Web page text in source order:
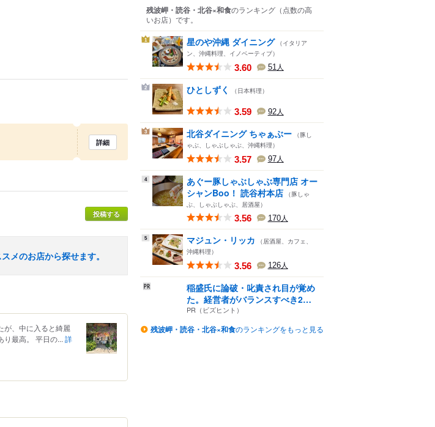
詳細
投稿する
メのお店から探せます。
が、中に入ると綺麗
り最高。 平日の... 詳
残波岬・読谷・北谷×和食のランキング （点数の高
いお店） です。
1 星のや沖縄 ダイニング （イタリア
ン、沖縄料理、イノベーティブ）
3.60 51人
2 ひとしずく （日本料理）
3.59 92人
3 北谷ダイニング ちゃぁぶー （豚し
ゃぶ、しゃぶしゃぶ、沖縄料理）
3.57 97人
4
あぐー豚しゃぶしゃぶ専門店 オー
シャンBoo！ 読谷村本店 （豚しゃ
ぶ、しゃぶしゃぶ、居酒屋）
3.56 170人
5 マジュン・リッカ
（居酒屋、カフェ、
沖縄料理）
3.56 126人
稲盛氏に論破・叱責され目が覚め
た。経営者がバランスすべき2
つ...
PR（ビズヒント）
残波岬・読谷・北谷×和食のランキングをもっと見る